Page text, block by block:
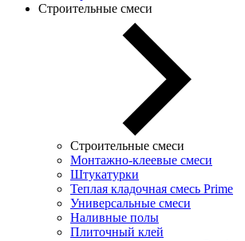
Строительные смеси
Строительные смеси
Монтажно-клеевые смеси
Штукатурки
Теплая кладочная смесь Prime
Универсальные смеси
Наливные полы
Плиточный клей